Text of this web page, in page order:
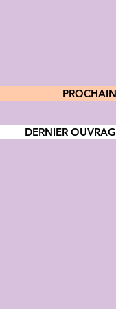
DERNIER